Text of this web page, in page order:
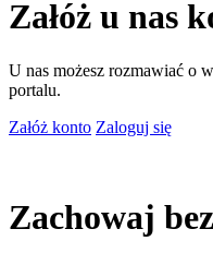
Załóż u nas
U nas możesz rozmawiać o
portalu.
Załóż konto Zaloguj się
Zachowaj